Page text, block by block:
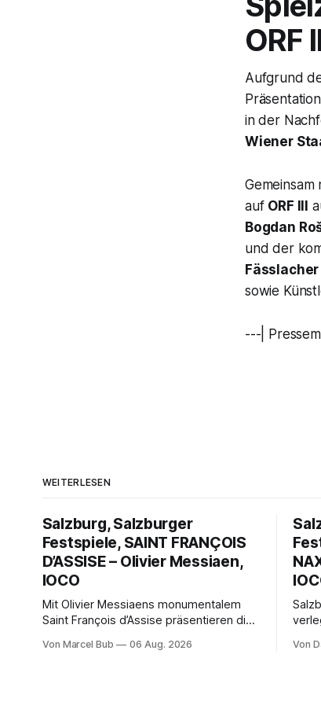
ORF
Aufgrund
in der
Wiener
Gemeinsam
auf ORF III
Bogdan
und der
Fässlacher
sowie
---|
WEITERLESEN
Salzburg, Salzburger
Festspiele, SAINT FRANÇOIS
D’ASSISE – Olivier Messiaen,
IOCO
Mit Olivier Messiaens monumentalem
Saint François d’Assise präsentieren die
außergewöhnlichen Opernabend.
Von Marcel Bub 06 Aug. 2026 Von